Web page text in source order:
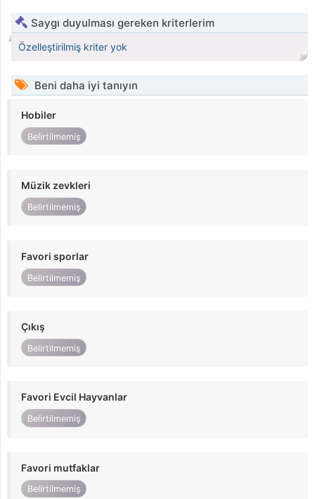
Saygı duyulması gereken kriterlerim
Özelleştirilmiş kriter yok
Beni daha iyi tanıyın
Hobiler
Belirtilmemiş
Müzik zevkleri
Belirtilmemiş
Favori sporlar
Belirtilmemiş
Çıkış
Belirtilmemiş
Favori Evcil Hayvanlar
Belirtilmemiş
Favori mutfaklar
Belirtilmemiş